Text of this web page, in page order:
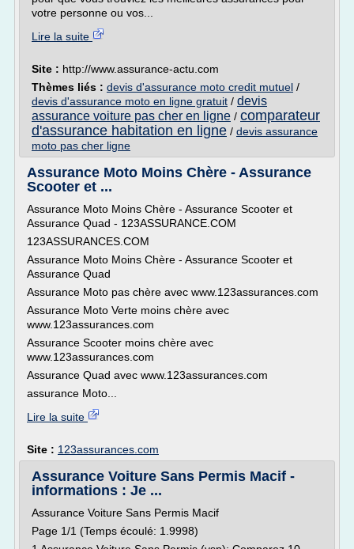
votre personne ou vos...
Lire la suite
Site : http://www.assurance-actu.com
Thèmes liés : devis d'assurance moto credit mutuel /
devis d'assurance moto en ligne gratuit / devis
assurance voiture pas cher en ligne / comparateur
d'assurance habitation en ligne / devis assurance
moto pas cher ligne
Assurance Moto Moins Chère - Assurance
Scooter et ...
Assurance Moto Moins Chère - Assurance Scooter et
Assurance Quad - 123ASSURANCE.COM
123ASSURANCES.COM
Assurance Moto Moins Chère - Assurance Scooter et
Assurance Quad
Assurance Moto pas chère avec www.123assurances.com
Assurance Moto Verte moins chère avec
www.123assurances.com
Assurance Scooter moins chère avec
www.123assurances.com
Assurance Quad avec www.123assurances.com
assurance Moto...
Lire la suite
Site : 123assurances.com
Assurance Voiture Sans Permis Macif -
informations : Je ...
Assurance Voiture Sans Permis Macif
Page 1/1 (Temps écoulé: 1.9998)